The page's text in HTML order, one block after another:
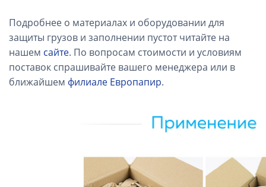
Подробнее о материалах и оборудовании для
защиты грузов и заполнении пустот читайте на
нашем сайте. По вопросам стоимости и условиям
поставок спрашивайте вашего менеджера или в
ближайшем филиале Европапир.